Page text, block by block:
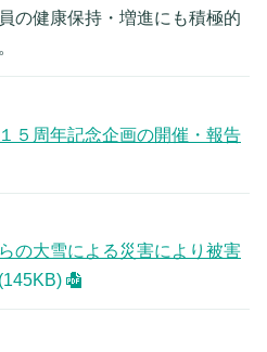
の健康保持・増進にも積極的
５周年記念企画の開催・報告
の大雪による災害により被害
(145KB)